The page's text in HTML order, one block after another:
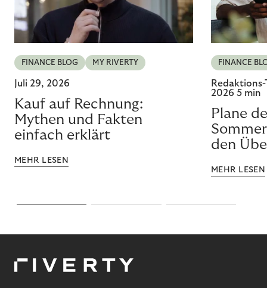
FINANCE BLOG MY RIVERTY
Juli 29, 2026
Kauf auf Rechnung:
Mythen und Fakten
einfach erklärt
MEHR LESEN
FINANCE
2026 5 min
Plane
den
MEHR LESEN